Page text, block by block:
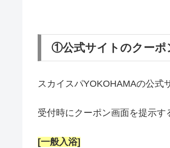
①公式サイトのクーポ
スカイスパYOKOHAMAの公式
受付時にクーポン画面を提示す
[一般入浴]